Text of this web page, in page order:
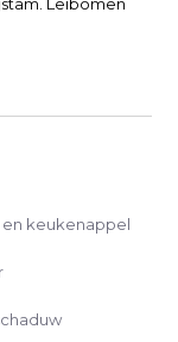
keukenappel